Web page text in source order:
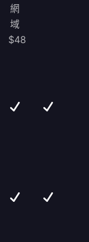
網
域
$48